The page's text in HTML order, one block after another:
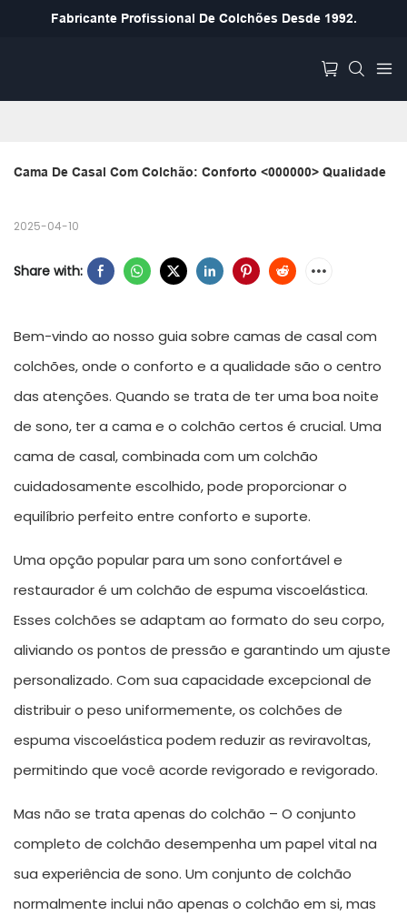
Fabricante Profissional De Colchões Desde 1992.
Cama De Casal Com Colchão: Conforto <000000> Qualidade
2025-04-10
Share with:
Bem-vindo ao nosso guia sobre camas de casal com
colchões, onde o conforto e a qualidade são o centro
das atenções. Quando se trata de ter uma boa noite
de sono, ter a cama e o colchão certos é crucial. Uma
cama de casal, combinada com um colchão
cuidadosamente escolhido, pode proporcionar o
equilíbrio perfeito entre conforto e suporte.
Uma opção popular para um sono confortável e
restaurador é um colchão de espuma viscoelástica.
Esses colchões se adaptam ao formato do seu corpo,
aliviando os pontos de pressão e garantindo um ajuste
personalizado. Com sua capacidade excepcional de
distribuir o peso uniformemente, os colchões de
espuma viscoelástica podem reduzir as reviravoltas,
permitindo que você acorde revigorado e revigorado.
Mas não se trata apenas do colchão – O conjunto
completo de colchão desempenha um papel vital na
sua experiência de sono. Um conjunto de colchão
normalmente inclui não apenas o colchão em si, mas